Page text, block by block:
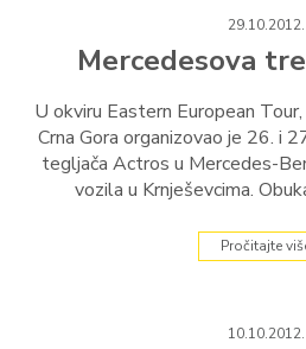
29.10.2012.
Mercedesova
U okviru Eastern European
Crna Gora organizovao je 26. i
tegljača Actros u Mercedes-
vozila u Krnješevcima.
Pročitajte
10.10.2012.